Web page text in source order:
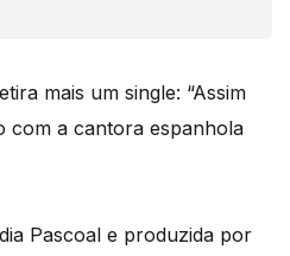
mais um single: “Assim
com a cantora espanhola
Pascoal e produzida por